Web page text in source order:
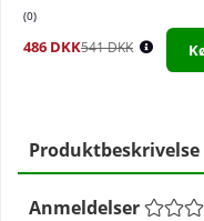
0
486 DKK541 DKK
Produktbeskrivelse
Anmeldelser